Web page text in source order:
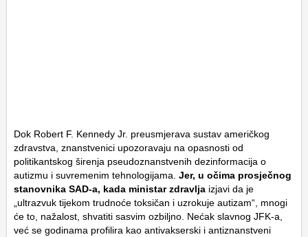
Dok Robert F. Kennedy Jr. preusmjerava sustav američkog
zdravstva, znanstvenici upozoravaju na opasnosti od
politikantskog širenja pseudoznanstvenih dezinformacija o
autizmu i suvremenim tehnologijama. Jer, u očima prosječnog
stanovnika SAD-a, kada ministar zdravlja izjavi da je
„ultrazvuk tijekom trudnoće toksičan i uzrokuje autizam“, mnogi
će to, nažalost, shvatiti sasvim ozbiljno. Nećak slavnog JFK-a,
već se godinama profilira kao antivakserski i antiznanstveni